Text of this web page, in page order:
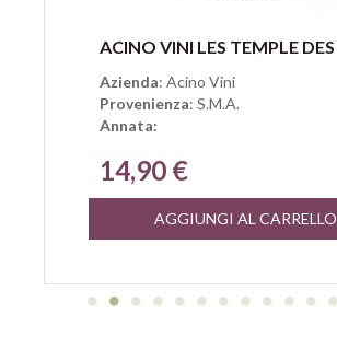
Anteprima
Azienda: Acino Vini
Provenienza: S.M.A.
Annata:
14,90 €
AGGIUNGI AL CARRELLO